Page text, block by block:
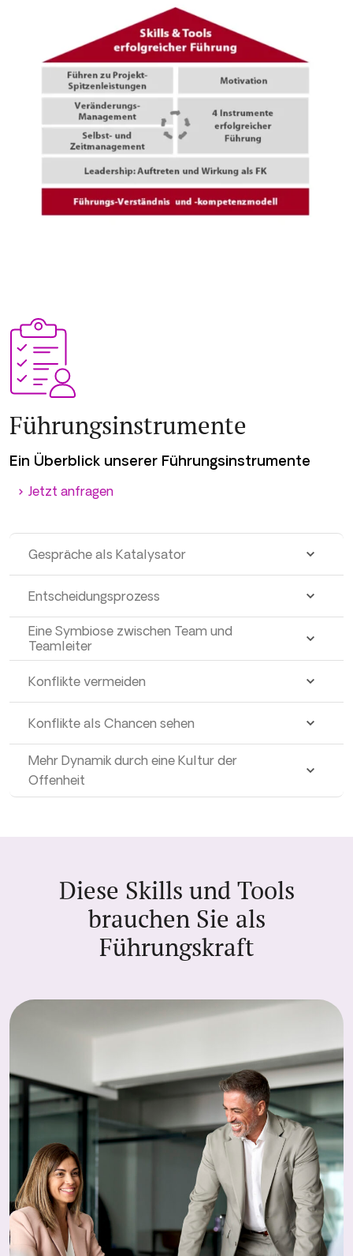
Führungsinstrumente
Ein Überblick unserer Führungsinstrumente
Jetzt anfragen
Gespräche als Katalysator
Entscheidungsprozess
Eine Symbiose zwischen Team und
Teamleiter
Konflikte vermeiden
Konflikte als Chancen sehen
Mehr Dynamik durch eine Kultur der
Offenheit
Diese Skills und Tools
brauchen Sie als
Führungskraft